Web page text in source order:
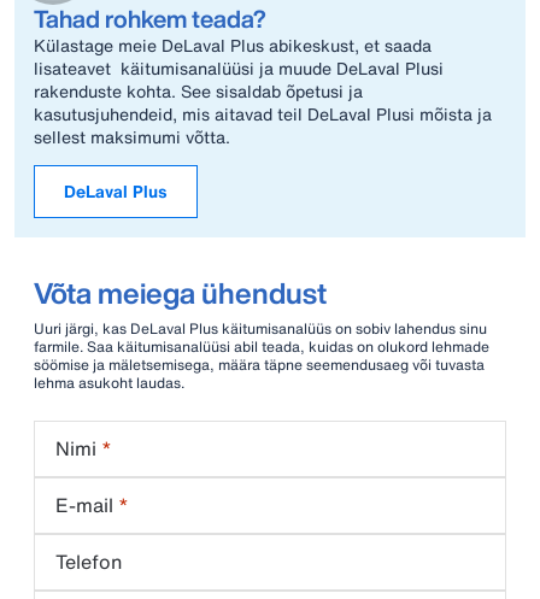
Tahad rohkem teada?
Külastage meie DeLaval Plus abikeskust, et saada
lisateavet käitumisanalüüsi ja muude DeLaval Plusi
rakenduste kohta. See sisaldab õpetusi ja
kasutusjuhendeid, mis aitavad teil DeLaval Plusi mõista ja
sellest maksimumi võtta.
DeLaval Plus
Võta meiega ühendust
Uuri järgi, kas DeLaval Plus käitumisanalüüs on sobiv lahendus sinu
farmile. Saa käitumisanalüüsi abil teada, kuidas on olukord lehmade
söömise ja mäletsemisega, määra täpne seemendusaeg või tuvasta
lehma asukoht laudas.
Nimi
E-mail
Telefon